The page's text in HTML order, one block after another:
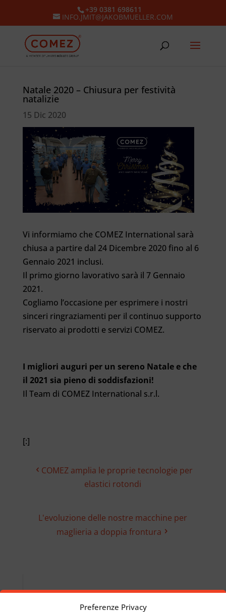
Preferenze Privacy
+39 0381 698611
INFO.JMIT@JAKOBMUELLER.COM
Natale 2020 – Chiusura per festività
natalizie
15 Dic 2020
Vi informiamo che COMEZ International sarà
chiusa a partire dal 24 Dicembre 2020 fino al 6
Gennaio 2021 inclusi.
Il primo giorno lavorativo sarà il 7 Gennaio
2021.
Cogliamo l’occasione per esprimere i nostri
sinceri ringraziamenti per il continuo supporto
riservato ai prodotti e servizi COMEZ.
I migliori auguri per un sereno Natale e che
il 2021 sia pieno di soddisfazioni!
Il Team di COMEZ International s.r.l.
[:]
COMEZ amplia le proprie tecnologie per
elastici rotondi
L'evoluzione delle nostre macchine per
maglieria a doppia frontura